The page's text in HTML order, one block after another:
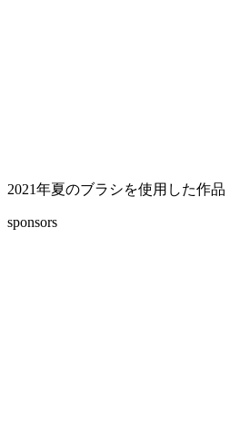
2021年夏のブラシを使用した作品
sponsors